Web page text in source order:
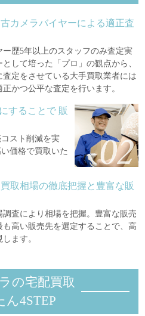
カメラバイヤーによる適正査
ー歴5年以上のスタッフのみ査定実
して培った「プロ」の観点から、
査定をさせている大手買取業者には
かつ公平な査定を行います。
することで 販
スト削減を実
価格で買取いた
取相場の徹底把握と豊富な販
調査により相場を把握。豊富な販売
も高い販売先を選定することで、高
ます。
の宅配買取
ん4STEP